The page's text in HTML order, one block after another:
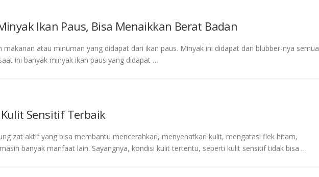
Ikan Paus, Bisa Menaikkan Berat Badan
makanan atau minuman yang didapat dari ikan paus. Minyak ini didapat dari blubber-nya semua
ini banyak minyak ikan paus yang didapat …
Sensitif Terbaik
zat aktif yang bisa membantu mencerahkan, menyehatkan kulit, mengatasi flek hitam,
banyak manfaat lain. Sayangnya, kondisi kulit tertentu, seperti kulit sensitif tidak bisa …